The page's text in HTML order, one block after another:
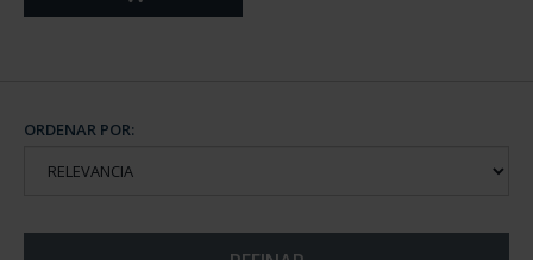
ORDENAR POR: